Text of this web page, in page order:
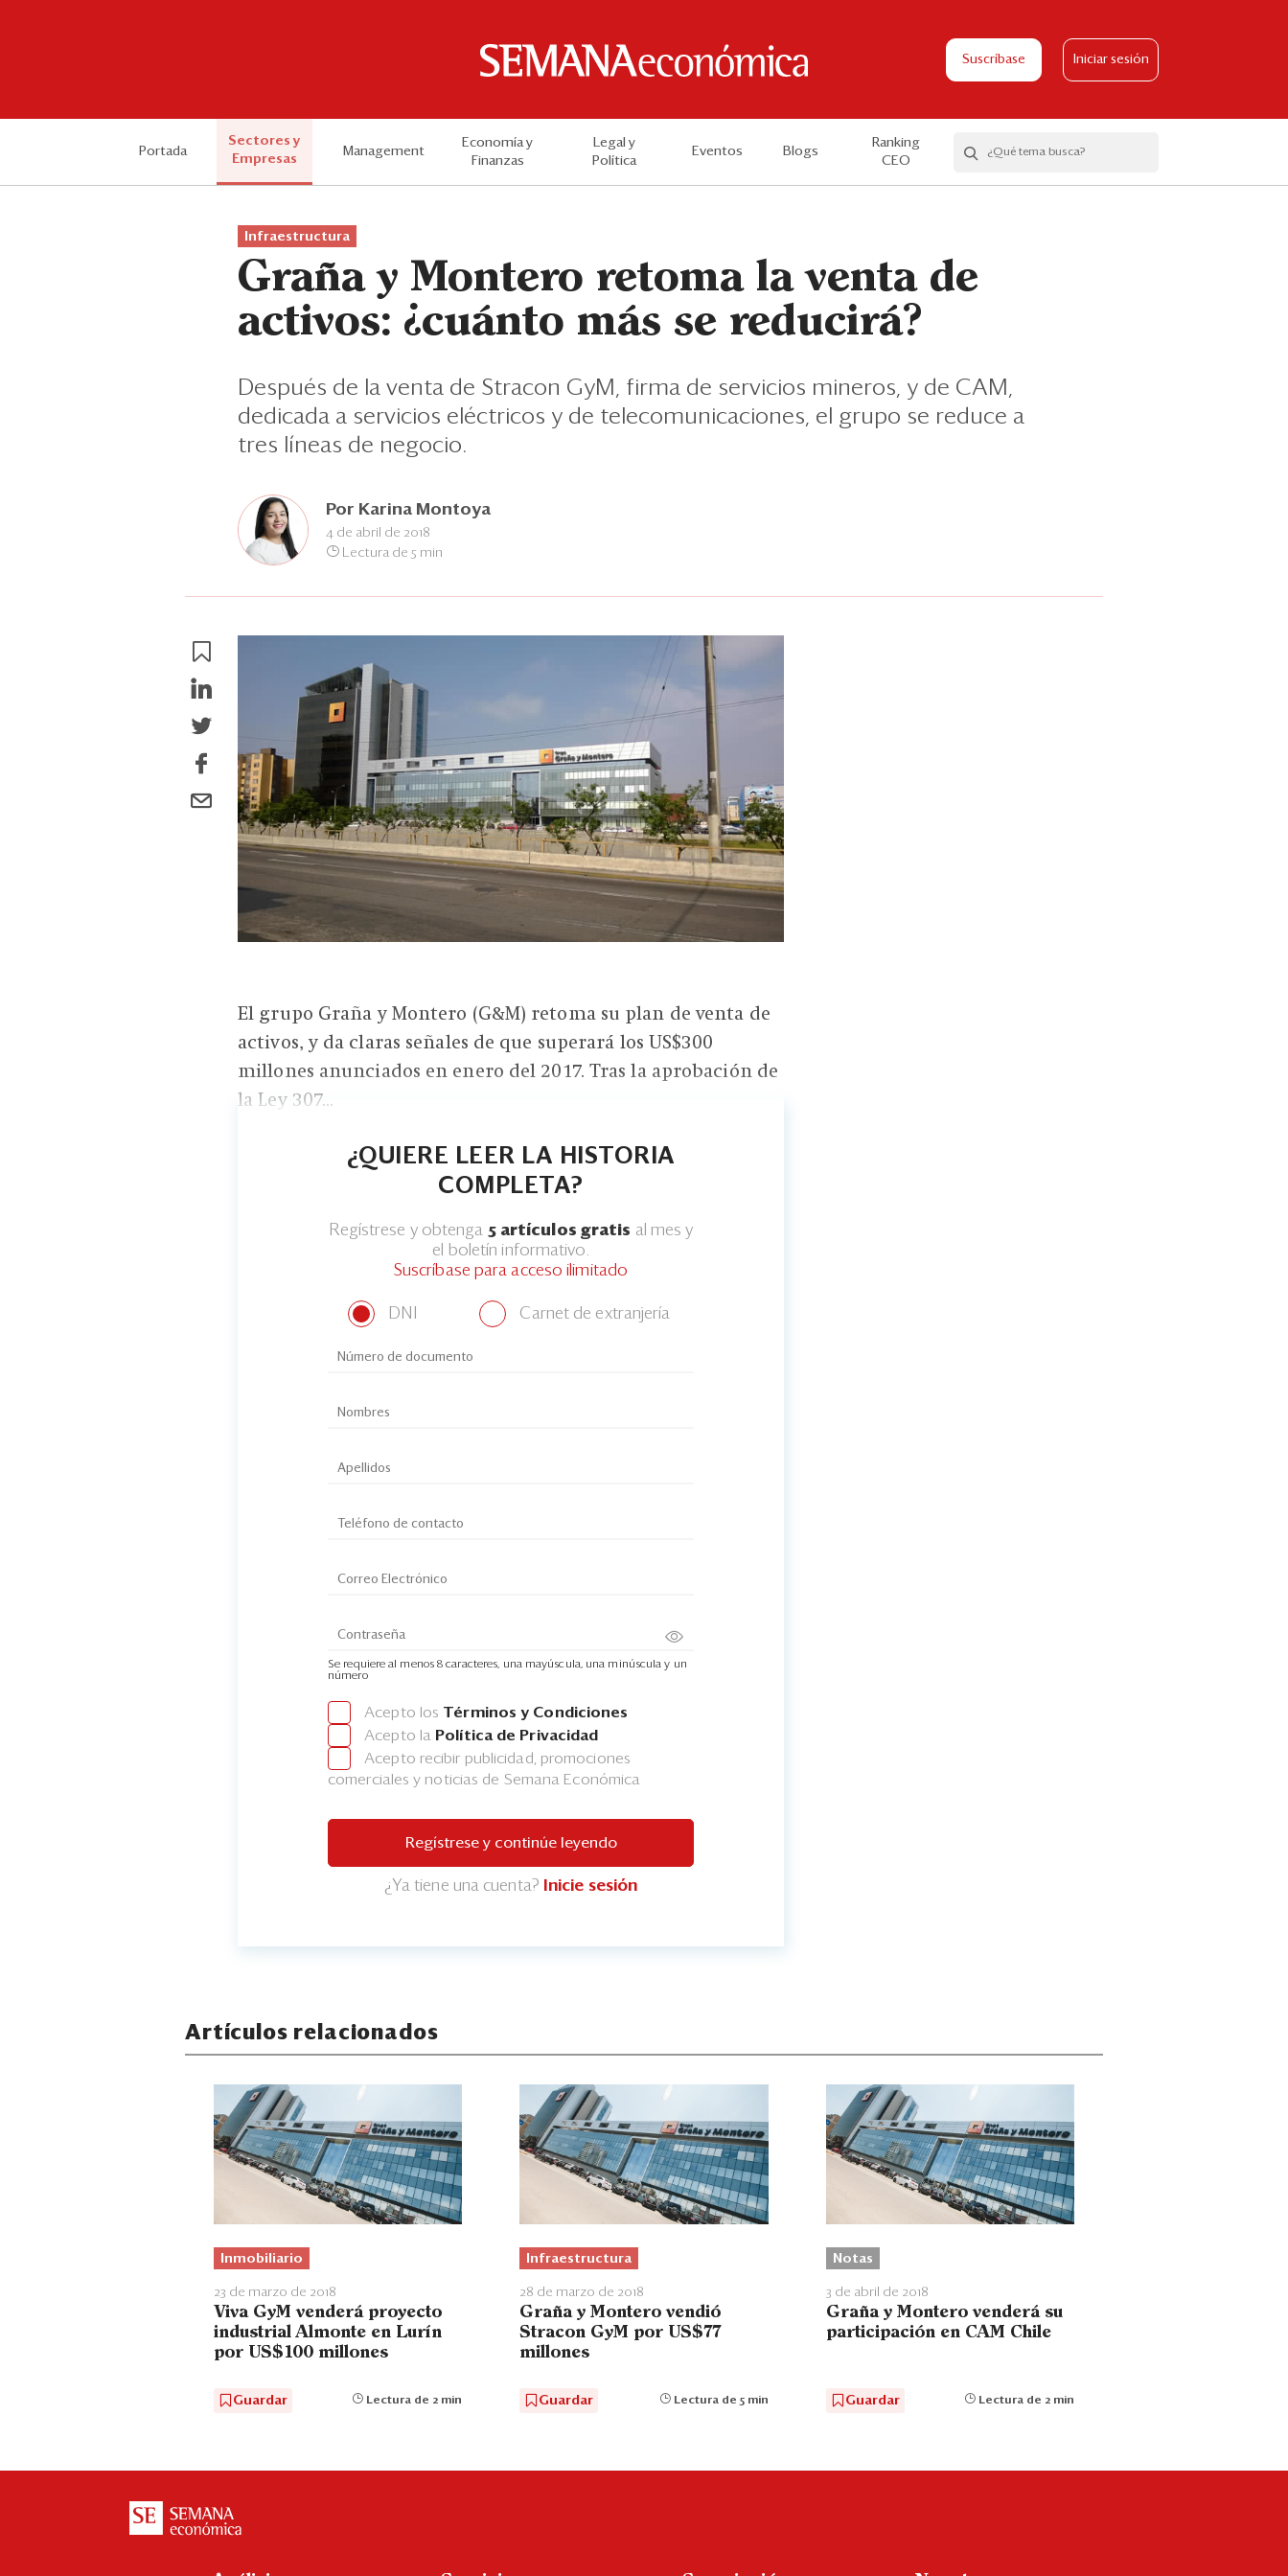
Suscríbase Iniciar sesión
Portada
Sectores y
Empresas
Management
Economía y
Finanzas
Legal y
Política
Eventos Blogs
Ranking
CEO
Infraestructura
Graña y Montero retoma la venta de
activos: ¿cuánto más se reducirá?
Después de la venta de Stracon GyM, firma de servicios mineros, y de CAM,
dedicada a servicios eléctricos y de telecomunicaciones, el grupo se reduce a
tres líneas de negocio.
Por Karina Montoya
4 de abril de 2018
Lectura de 5 min
El grupo Graña y Montero (G&M) retoma su plan de venta de
activos, y da claras señales de que superará los US$300
millones anunciados en enero del 2017. Tras la aprobación de
la Ley 307...
¿QUIERE LEER LA HISTORIA
COMPLETA?
Regístrese y obtenga 5 artículos gratis al mes y
el boletín informativo.
Suscríbase para acceso ilimitado
DNI Carnet de extranjería
Se requiere al menos 8 caracteres, una mayúscula, una minúscula y un
número
Acepto los Términos y Condiciones
Acepto la Política de Privacidad
Acepto recibir publicidad, promociones
comerciales y noticias de Semana Económica
Regístrese y continúe leyendo
¿Ya tiene una cuenta? Inicie sesión
Artículos relacionados
Inmobiliario
23 de marzo de 2018
Viva GyM venderá proyecto
industrial Almonte en Lurín
por US$100 millones
Guardar Lectura de 2 min
Infraestructura
28 de marzo de 2018
Graña y Montero vendió
Stracon GyM por US$77
millones
Guardar Lectura de 5 min
Notas
3 de abril de 2018
Graña y Montero venderá su
participación en CAM Chile
Guardar Lectura de 2 min